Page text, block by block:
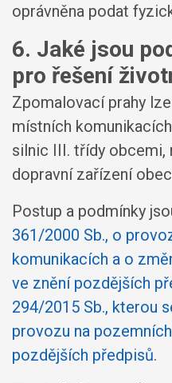
oprávněna podat
6. Jaké jsou
pro řešení
Zpomalovací prahy
místních
silnic III. třídy obcemi,
dopravní zařízení
Postup a podmínky
361/2000 Sb., o
komunikacích a o
ve znění pozdějších
294/2015 Sb., kterou
provozu na
pozdějších předpisů.